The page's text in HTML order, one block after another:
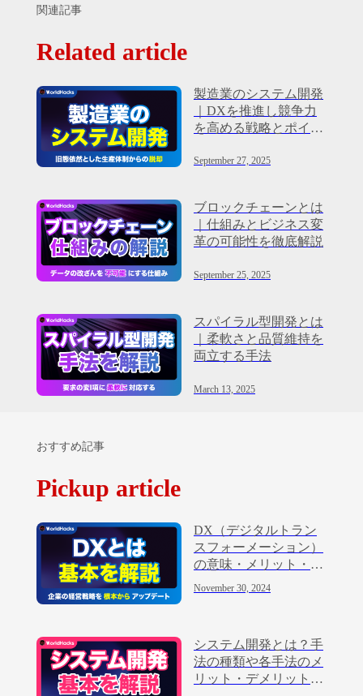
関連記事
Related article
製造業のシステム開発
｜DXを推進し競争力
を高める戦略とポイン
September 27, 2025
ブロックチェーンとは
｜仕組みとビジネス変
革の可能性を徹底解説
September 25, 2025
スパイラル型開発とは
｜柔軟さと品質維持を
両立する手法
March 13, 2025
おすすめ記事
Pickup article
DX（デジタルトラン
スフォーメーション）
の意味・メリット・進
め方を解説
November 30, 2024
システム開発とは？手
法の種類や各手法のメ
リット・デメリットを